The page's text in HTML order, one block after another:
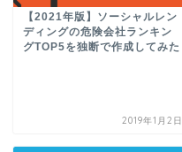
【2021年版】ソーシャルレン
ディングの危険会社ランキン
グTOP5を独断で作成してみた
2019年1月2日